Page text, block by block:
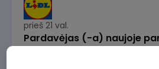
prieš 21 val.
Pardavėjas (-a) naujoje